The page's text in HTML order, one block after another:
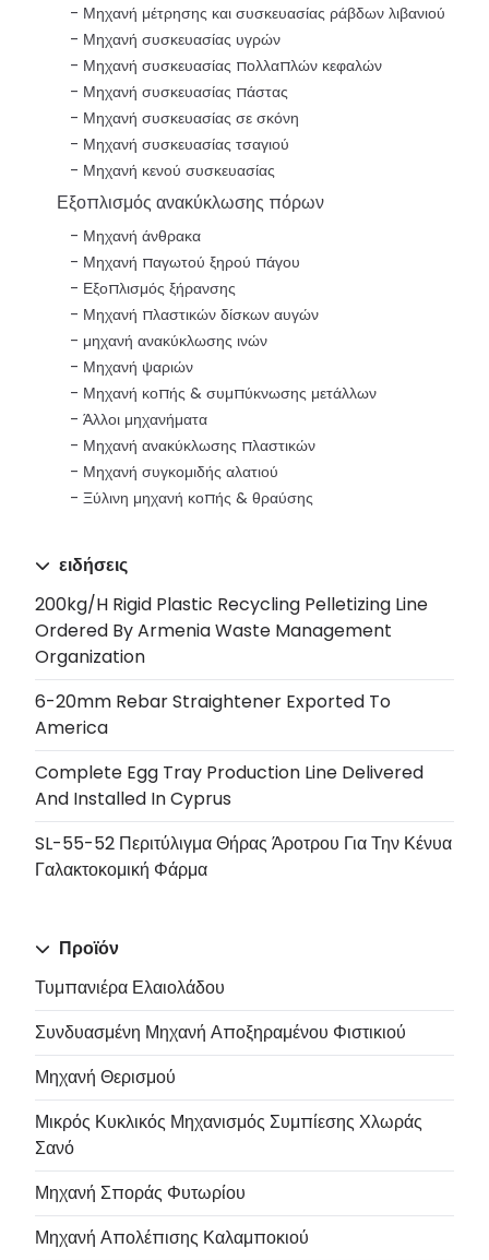
Μηχανή μέτρησης και συσκευασίας ράβδων λιβανιού
Μηχανή συσκευασίας υγρών
Μηχανή συσκευασίας πολλαπλών κεφαλών
Μηχανή συσκευασίας πάστας
Μηχανή συσκευασίας σε σκόνη
Μηχανή συσκευασίας τσαγιού
Μηχανή κενού συσκευασίας
Εξοπλισμός ανακύκλωσης πόρων
Μηχανή άνθρακα
Μηχανή παγωτού ξηρού πάγου
Εξοπλισμός ξήρανσης
Μηχανή πλαστικών δίσκων αυγών
μηχανή ανακύκλωσης ινών
Μηχανή ψαριών
Μηχανή κοπής & συμπύκνωσης μετάλλων
Άλλοι μηχανήματα
Μηχανή ανακύκλωσης πλαστικών
Μηχανή συγκομιδής αλατιού
Ξύλινη μηχανή κοπής & θραύσης
ειδήσεις
200kg/h Rigid Plastic Recycling Pelletizing Line
Ordered By Armenia Waste Management
Organization
6-20mm Rebar Straightener Exported To
America
Complete Egg Tray Production Line Delivered
And Installed In Cyprus
SL-55-52 Περιτύλιγμα Θήρας Άροτρου Για Την Κένυα
Γαλακτοκομική Φάρμα
Προϊόν
Τυμπανιέρα Ελαιολάδου
Συνδυασμένη Μηχανή Αποξηραμένου Φιστικιού
Μηχανή Θερισμού
Μικρός Κυκλικός Μηχανισμός Συμπίεσης Χλωράς
Σανό
Μηχανή Σποράς Φυτωρίου
Μηχανή Απολέπισης Καλαμποκιού